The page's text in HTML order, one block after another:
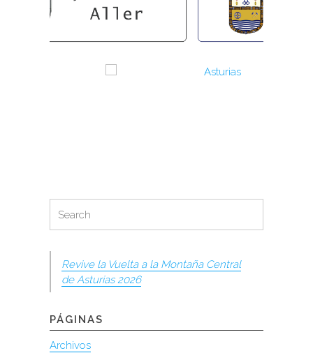
for:
Search
Revive la Vuelta a la Montaña Central
de Asturias 2026
PÁGINAS
Archivos